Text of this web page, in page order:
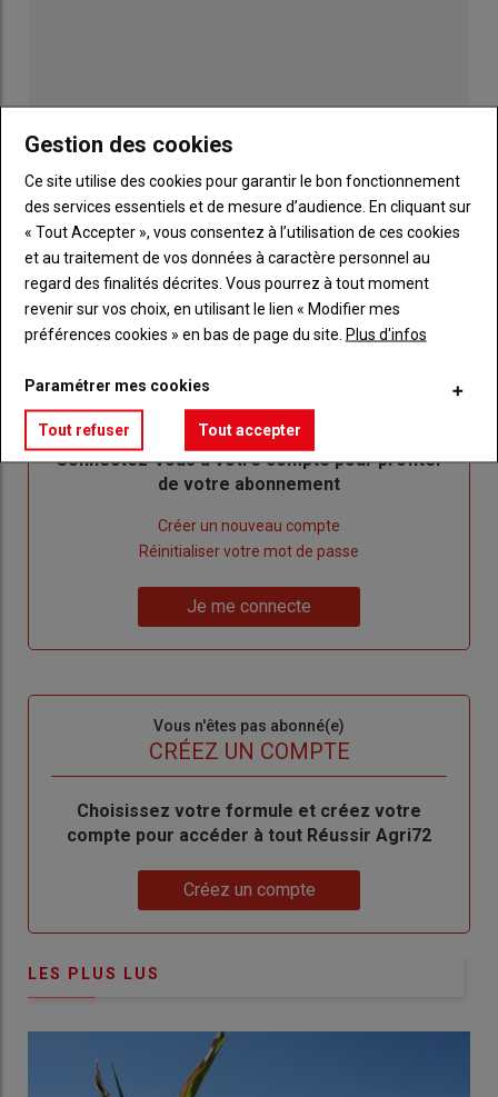
Publicité
titre
TITRE IDENTIFIEZ-VOUS
Body
Connectez-vous à votre compte pour profiter
de votre abonnement
Créer un nouveau compte
de
Réinitialiser votre mot de passe
me
Je me connecte
Vous n'êtes pas abonné(e)
CRÉEZ UN COMPTE
BodyChoisissez votre formule et créez votre
compte pour accéder à tout Réussir Agri72
Créez un compte
LES PLUS LUS
Gestion des cookies
Ce site utilise des cookies pour garantir le bon fonctionnement
des services essentiels et de mesure d’audience. En cliquant sur
« Tout Accepter », vous consentez à l’utilisation de ces cookies
et au traitement de vos données à caractère personnel au
regard des finalités décrites. Vous pourrez à tout moment
revenir sur vos choix, en utilisant le lien « Modifier mes
préférences cookies » en bas de page du site. Plus d'infos
Paramétrer mes cookies
Tout refuser Tout accepter